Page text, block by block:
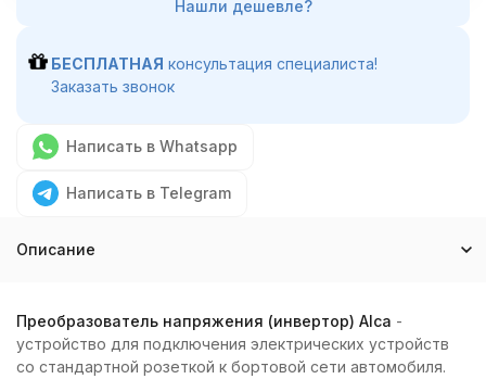
БЕСПЛАТНАЯ консультация специалиста!
Заказать звонок
Написать в Whatsapp
Написать в Telegram
Описание
Преобразователь напряжения (инвертор) Alca -
устройство для подключения электрических устройств
со стандартной розеткой к бортовой сети автомобиля.